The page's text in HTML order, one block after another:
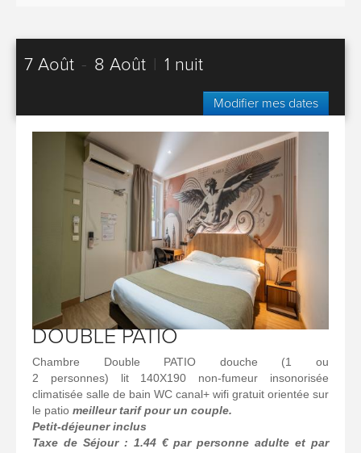
7 Août - 8 Août 1 nuit
Modifier mes dates
DOUBLE PATIO
Chambre Double PATIO douche (1 ou
2 personnes) lit 140X190 non-fumeur insonorisée
climatisée salle de bain WC canal+ wifi gratuit orientée sur
le patio meilleur tarif pour un couple.
Petit-déjeuner inclus
Taxe de Séjour : 1.44 € par personne adulte et par